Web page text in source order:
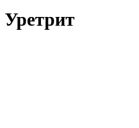
Уретрит